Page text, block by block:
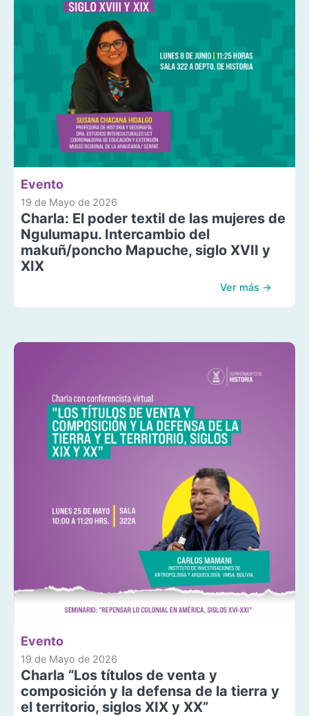
Evento
19 de Mayo de 2026
Charla: El poder textil de las mujeres de
Ngulumapu. Intercambio del
makuñ/poncho Mapuche, siglo XVII y
XIX
Ver más →
Evento
19 de Mayo de 2026
Charla “Los títulos de venta y
composición y la defensa de la tierra y
el territorio, siglos XIX y XX”